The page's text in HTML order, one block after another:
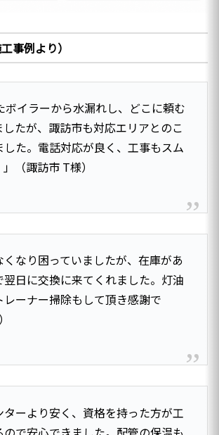
事例より）
ボイラーから水漏れし、どこに頼む
たが、諏訪市も対応エリアとのこ
した。電話対応が良く、工事もスム
（諏訪市 T様）
くなり困っていましたが、在庫があ
翌日に交換に来てくれました。灯油
レーナー掃除もして頂き感謝で
ターより安く、資格を持った方が工